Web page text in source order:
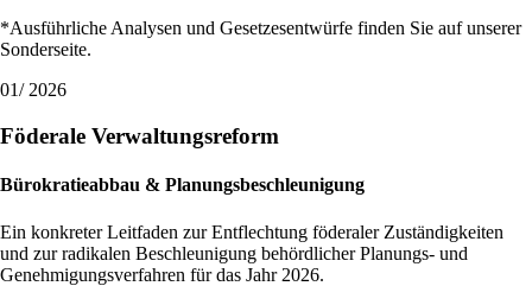
*Ausführliche Analysen und Gesetzesentwürfe finden Sie auf unserer
Sonderseite.
01/ 2026
Föderale Verwaltungsreform
Bürokratieabbau & Planungsbeschleunigung
Ein konkreter Leitfaden zur Entflechtung föderaler Zuständigkeiten
und zur radikalen Beschleunigung behördlicher Planungs- und
Genehmigungsverfahren für das Jahr 2026.